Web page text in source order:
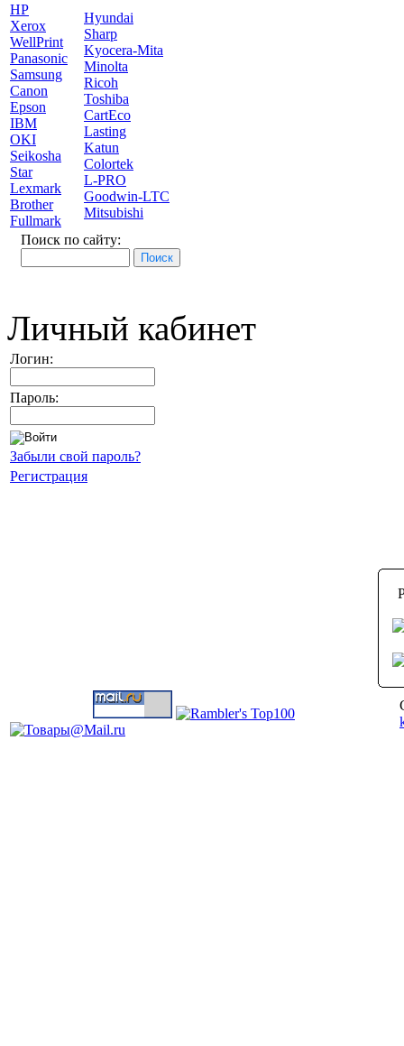
HP
Xerox
WellPrint
Panasonic
Samsung
Canon
Epson
IBM
OKI
Seikosha
Star
Lexmark
Brother
Fullmark
Hyundai
Sharp
Kyocera-Mita
Minolta
Ricoh
Toshiba
CartEco
Lasting
Katun
Colortek
L-PRO
Goodwin-LTC
Mitsubishi
Поиск по сайту:
Личный кабинет
Логин:
Пароль:
Забыли свой пароль?
Регистрация